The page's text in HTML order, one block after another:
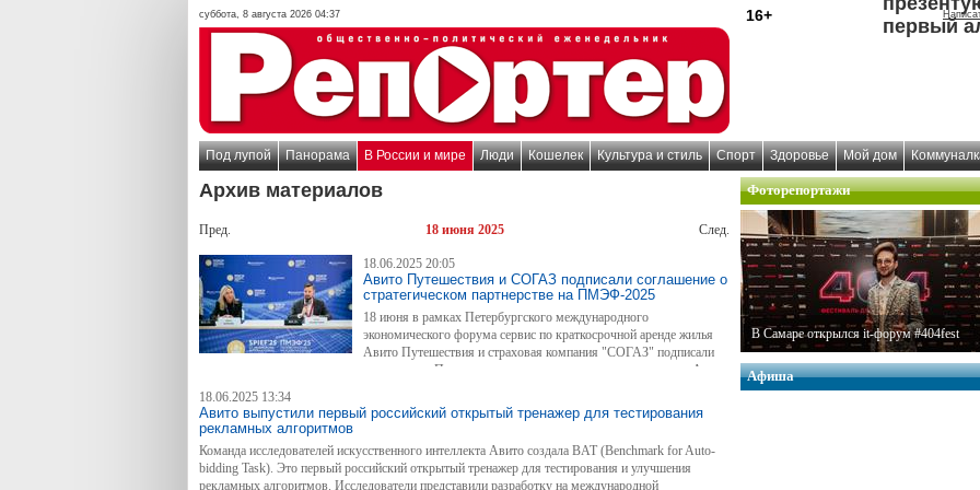
суббота, 8 августа 2026 04:37 16+
первый
Под лупой Панорама В России и мире Люди Кошелек Культура и стиль Спорт Здоровье Мой дом
Архив материалов
Пред. 18 июня 2025 След.
18.06.2025 20:05
Авито Путешествия и СОГАЗ подписали соглашение о
стратегическом партнерстве на ПМЭФ-2025
18 июня в рамках Петербургского международного
экономического форума сервис по краткосрочной аренде жилья
Авито Путешествия и страховая компания "СОГАЗ" подписали
соглашение о стратегическом партнерстве. Подписи под документом поставили директор Авито
18.06.2025 13:34
Авито выпустили первый российский открытый тренажер для тестирования
рекламных алгоритмов
Команда исследователей искусственного интеллекта Авито создала BAT (Benchmark for Auto-
bidding Task). Это первый российский открытый тренажер для тестирования и улучшения
рекламных алгоритмов. Исследователи представили разработку на международной
Фоторепортажи
В Самаре открылся it-форум #404fest
Афиша